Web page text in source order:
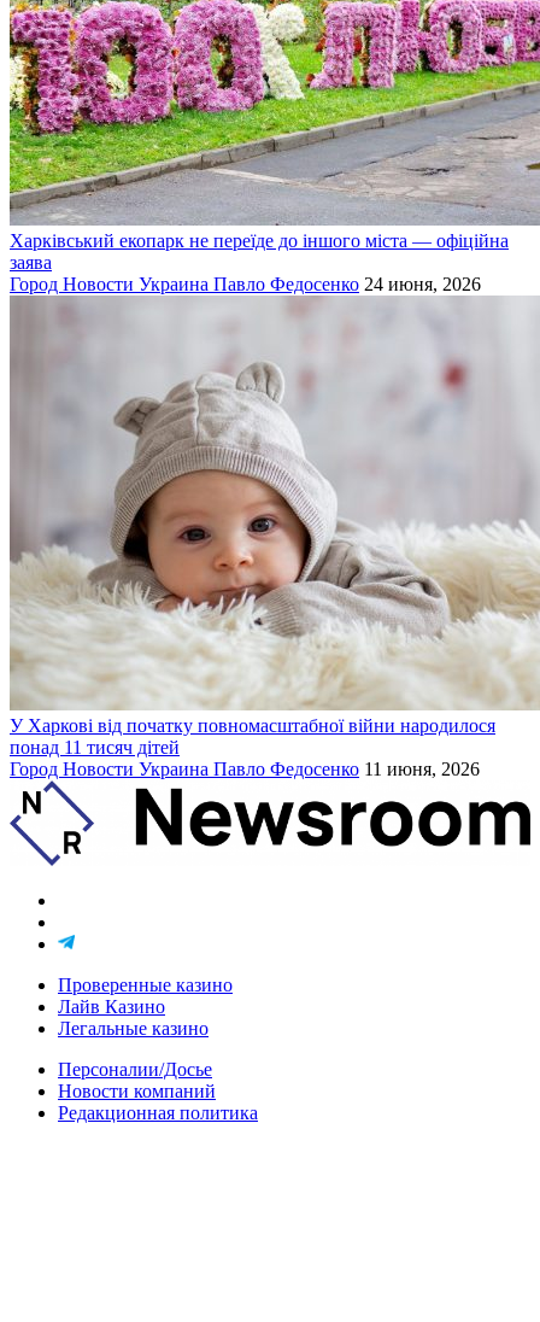
Харківський екопарк не переїде до іншого міста — офіційна
заява
Город Новости Украина Павло Федосенко 24 июня, 2026
У Харкові від початку повномасштабної війни народилося
понад 11 тисяч дітей
Город Новости Украина Павло Федосенко 11 июня, 2026
Проверенные казино
Лайв Казино
Легальные казино
Персоналии/Досье
Новости компаний
Редакционная политика